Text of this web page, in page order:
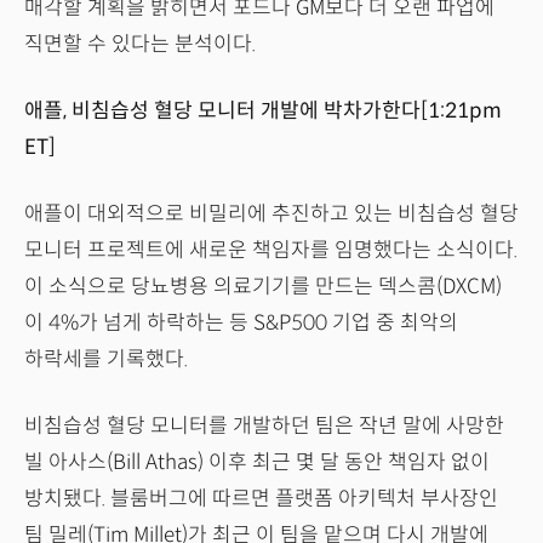
매각할 계획을 밝히면서 포드나 GM보다 더 오랜 파업에
직면할 수 있다는 분석이다.
애플, 비침습성 혈당 모니터 개발에 박차가한다[1:21pm
ET]
애플이 대외적으로 비밀리에 추진하고 있는 비침습성 혈당
모니터 프로젝트에 새로운 책임자를 임명했다는 소식이다.
이 소식으로 당뇨병용 의료기기를 만드는 덱스콤(DXCM)
이 4%가 넘게 하락하는 등 S&P500 기업 중 최악의
하락세를 기록했다.
비침습성 혈당 모니터를 개발하던 팀은 작년 말에 사망한
빌 아사스(Bill Athas) 이후 최근 몇 달 동안 책임자 없이
방치됐다. 블룸버그에 따르면 플랫폼 아키텍처 부사장인
팀 밀레(Tim Millet)가 최근 이 팀을 맡으며 다시 개발에